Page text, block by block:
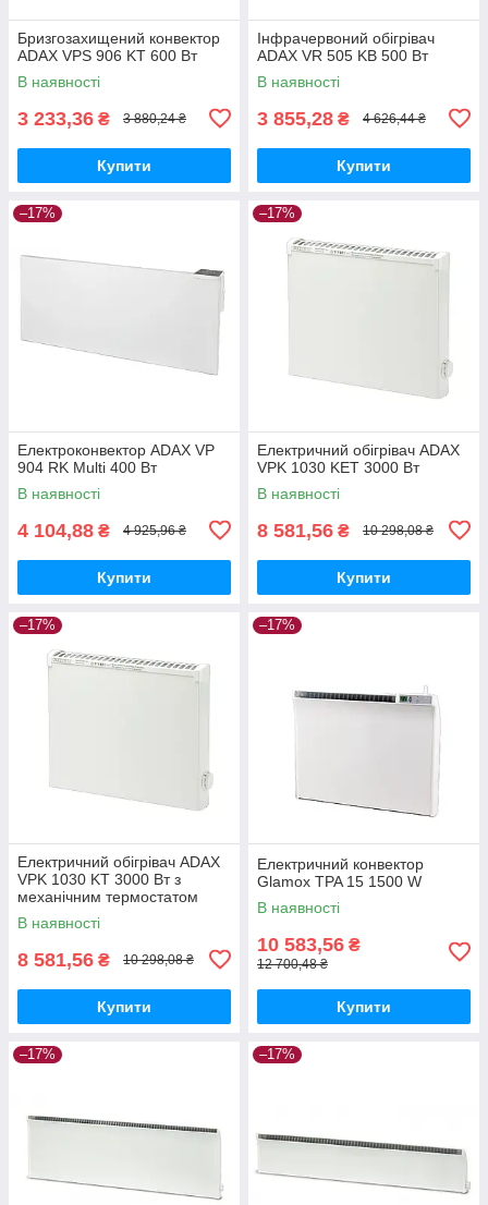
Бризгозахищений конвектор
ADAX VPS 906 KT 600 Вт
В наявності
3 233,36 ₴ 3 880,24 ₴
Купити
Інфрачервоний обігрівач
ADAX VR 505 KB 500 Вт
В наявності
3 855,28 ₴ 4 626,44 ₴
Купити
–17%
Електроконвектор ADAX VP
904 RK Multi 400 Вт
В наявності
4 104,88 ₴ 4 925,96 ₴
Купити
–17%
Електричний обігрівач ADAX
VPK 1030 KET 3000 Вт
В наявності
8 581,56 ₴ 10 298,08 ₴
Купити
–17%
Електричний обігрівач ADAX
VPK 1030 KT 3000 Вт з
механічним термостатом
В наявності
8 581,56 ₴ 10 298,08 ₴
Купити
–17%
Електричний конвектор
Glamox TPA 15 1500 W
В наявності
10 583,56 ₴
12 700,48 ₴
Купити
–17% –17%